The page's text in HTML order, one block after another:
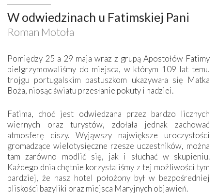
W odwiedzinach u Fatimskiej Pani
Roman Motoła
Pomiędzy 25 a 29 maja wraz z grupą Apostołów Fatimy
pielgrzymowaliśmy do miejsca, w którym 109 lat temu
trojgu portugalskim pastuszkom ukazywała się Matka
Boża, niosąc światu przesłanie pokuty i nadziei.
Fatima, choć jest odwiedzana przez bardzo licznych
wiernych oraz turystów, zdołała jednak zachować
atmosferę ciszy. Wyjąwszy największe uroczystości
gromadzące wielotysięczne rzesze uczestników, można
tam zarówno modlić się, jak i słuchać w skupieniu.
Każdego dnia chętnie korzystaliśmy z tej możliwości tym
bardziej, że nasz hotel położony był w bezpośredniej
bliskości bazyliki oraz miejsca Maryjnych objawień.